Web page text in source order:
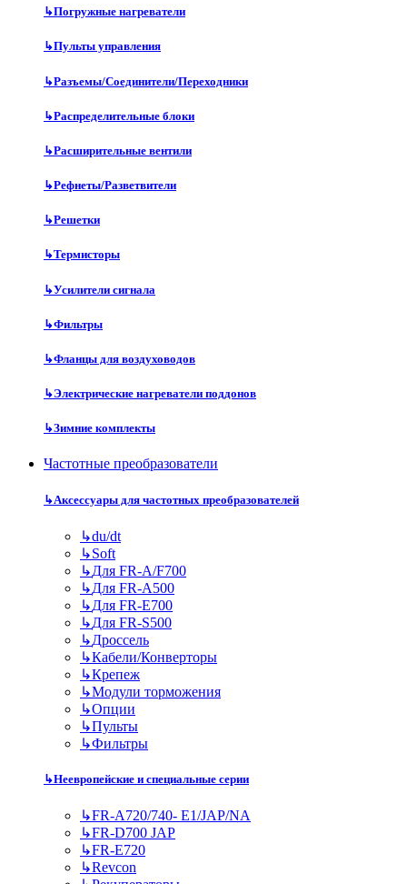
↳Погружные нагреватели
↳Пульты управления
↳Разъемы/Соединители/Переходники
↳Распределительные блоки
↳Расширительные вентили
↳Рефнеты/Разветвители
↳Решетки
↳Термисторы
↳Усилители сигнала
↳Фильтры
↳Фланцы для воздуховодов
↳Электрические нагреватели поддонов
↳Зимние комплекты
Частотные преобразователи
↳Аксессуары для частотных преобразователей
↳du/dt
↳Soft
↳Для FR-A/F700
↳Для FR-A500
↳Для FR-E700
↳Для FR-S500
↳Дроссель
↳Кабели/Конверторы
↳Крепеж
↳Модули торможения
↳Опции
↳Пульты
↳Фильтры
↳Неевропейские и специальные серии
↳FR-A720/740- E1/JAP/NA
↳FR-D700 JAP
↳FR-E720
↳Revcon